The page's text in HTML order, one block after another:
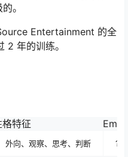
。
Entertainment 的全
2 年的训练。
格特征 Emoji
外向、观察、思考、判断 ?